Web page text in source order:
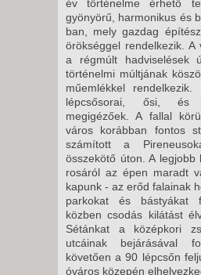
év történelme érhető
gyönyörű, harmonikus és
ban, mely gazdag
örökséggel rendelkezik. A
a régmúlt hadvi­selések
történelmi múltjának
műemlékkel rendelkezik.
lépcsősorai, ősi, és
megigézőek. A fallal
város korábban fontos
számított a
összekötő úton. A
rosáról az épen maradt
kapunk - az erőd falainak
parkokat és bástyákat
közben csodás kilátást
Sétánkat a középkori
utcáinak bejárásával
követően a 90 lépcsőn
óváros köze­pén